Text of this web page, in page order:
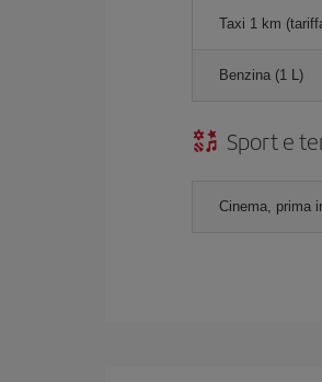
Taxi 1 km
Benzina (1 L)
Sport e
Cinema, prima